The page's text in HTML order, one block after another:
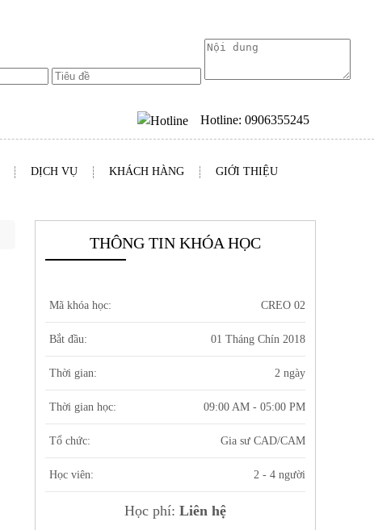
Hotline: 0906355245
DỊCH VỤ KHÁCH HÀNG GIỚI THIỆU
THÔNG TIN KHÓA HỌC
Mã khóa học: CREO 02
Bắt đầu: 01 Tháng Chín 2018
Thời gian: 2 ngày
Thời gian học: 09:00 AM - 05:00 PM
Tổ chức: Gia sư CAD/CAM
Học viên: 2 - 4 người
Học phí: Liên hệ